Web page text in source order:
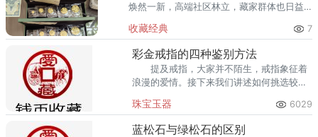
焕然一新，高端社区林立，藏家群体也日益
爱琴海购物公园，从行政办公区到运河商务
区，关注钱币收藏的人越来越多
收藏经典 7
彩金戒指的四种鉴别方法
提及戒指，大家并不陌生，戒指象征着
浪漫的爱情。接下来我们讲述如何挑选较为
珠宝玉器 6029
蓝松石与绿松石的区别